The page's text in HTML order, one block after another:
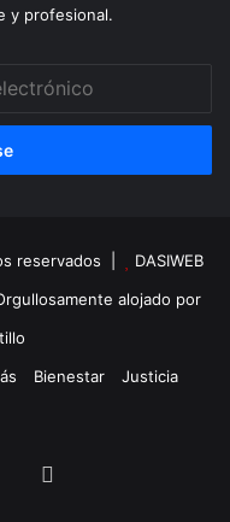
y profesional.
reservados |
DASIWEB
alojado por
Bienestar
Justicia
YouTube